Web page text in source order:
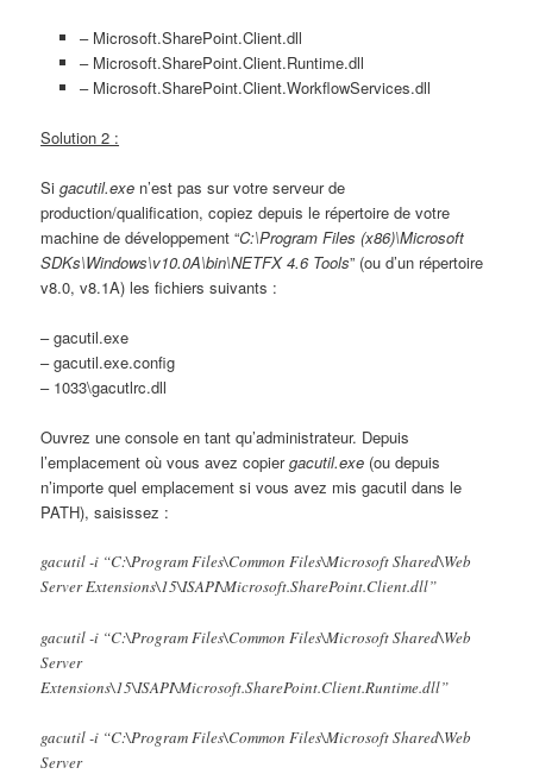
– Microsoft.SharePoint.Client.dll
– Microsoft.SharePoint.Client.Runtime.dll
– Microsoft.SharePoint.Client.WorkflowServices.dll
Solution 2 :
Sigacutil.exe n’est pas sur votre serveur de
production/qualification, copiez depuis le répertoire de votre
machine de développement “C:\Program Files (x86)\Microsoft
SDKs\Windows\v10.0A\bin\NETFX 4.6 Tools” (ou d’un répertoire
v8.0, v8.1A) les fichiers suivants :
– gacutil.exe
– gacutil.exe.config
– 1033\gacutlrc.dll
Ouvrez une console en tant qu’administrateur. Depuis
l’emplacement où vous avez copiergacutil.exe (ou depuis
n’importe quel emplacement si vous avez mis gacutil dans le
PATH), saisissez :
gacutil -i “C:\Program Files\Common Files\Microsoft Shared\Web
Server Extensions\15\ISAPI\Microsoft.SharePoint.Client.dll”
gacutil -i “C:\Program Files\Common Files\Microsoft Shared\Web
Server
Extensions\15\ISAPI\Microsoft.SharePoint.Client.Runtime.dll”
gacutil -i “C:\Program Files\Common Files\Microsoft Shared\Web
Server